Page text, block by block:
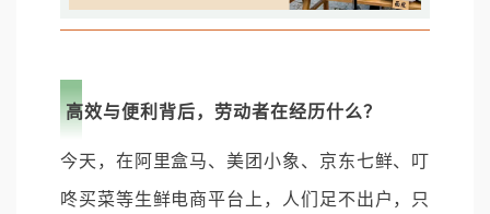
高效与便利背后，劳动者在经历什么？
今天，在阿里盒马、美团小象、京东七鲜、叮
咚买菜等生鲜电商平台上，人们足不出户，只